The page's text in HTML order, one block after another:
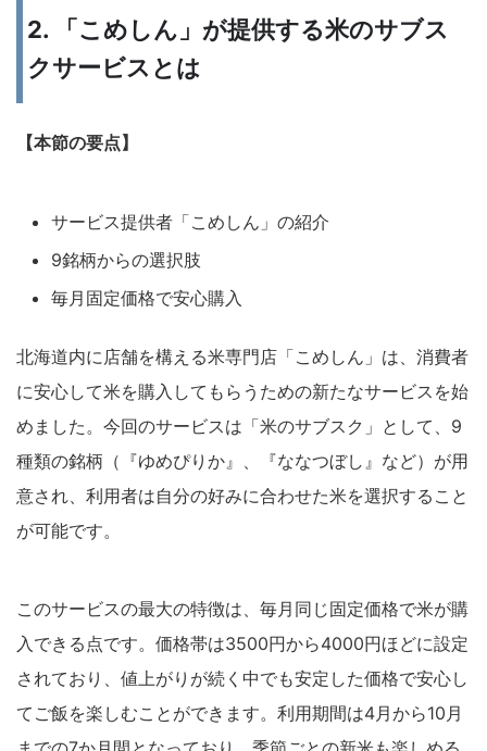
2. 「こめしん」が提供する米のサブス
クサービスとは
【本節の要点】
サービス提供者「こめしん」の紹介
9銘柄からの選択肢
毎月固定価格で安心購入
北海道内に店舗を構える米専門店「こめしん」は、消費者
に安心して米を購入してもらうための新たなサービスを始
めました。今回のサービスは「米のサブスク」として、9
種類の銘柄（『ゆめぴりか』、『ななつぼし』など）が用
意され、利用者は自分の好みに合わせた米を選択すること
が可能です。
このサービスの最大の特徴は、毎月同じ固定価格で米が購
入できる点です。価格帯は3500円から4000円ほどに設定
されており、値上がりが続く中でも安定した価格で安心し
てご飯を楽しむことができます。利用期間は4月から10月